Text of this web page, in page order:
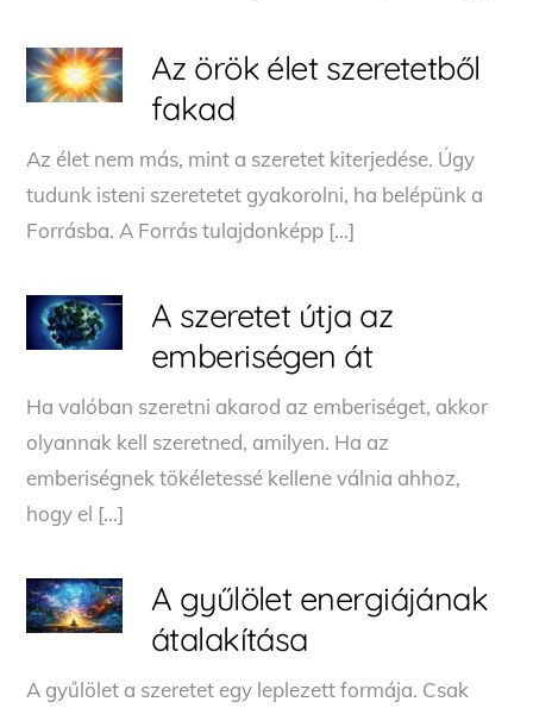
Az örök élet szeretetből
fakad
Az élet nem más, mint a szeretet kiterjedése. Úgy
tudunk isteni szeretetet gyakorolni, ha belépünk a
Forrásba. A Forrás tulajdonképp […]
A szeretet útja az
emberiségen át
Ha valóban szeretni akarod az emberiséget, akkor
olyannak kell szeretned, amilyen. Ha az
emberiségnek tökéletessé kellene válnia ahhoz,
hogy el […]
A gyűlölet energiájának
átalakítása
A gyűlölet a szeretet egy leplezett formája. Csak